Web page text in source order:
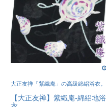
大正友禅「紫織庵」の高級綿絽浴衣。
【大正友禅】紫織庵-綿絽地浴